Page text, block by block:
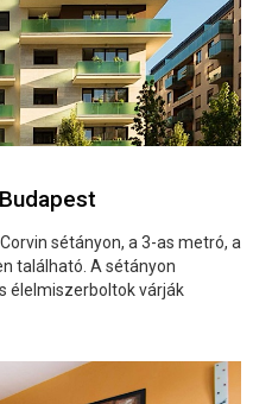
sétányon, a 3-as metró, a
található. A sétányon
élelmiszerboltok várják